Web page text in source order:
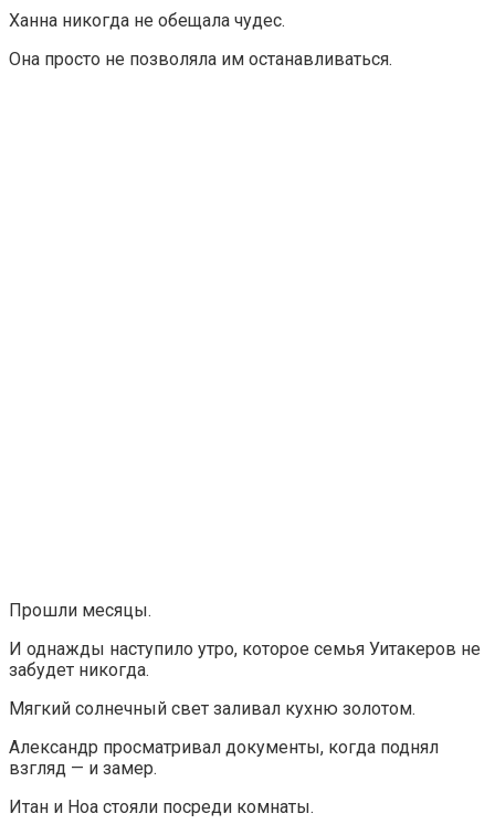
Ханна никогда не обещала чудес.
Она просто не позволяла им останавливаться.
Прошли месяцы.
И однажды наступило утро, которое семья Уитакеров не
забудет никогда.
Мягкий солнечный свет заливал кухню золотом.
Александр просматривал документы, когда поднял
взгляд — и замер.
Итан и Ноа стояли посреди комнаты.